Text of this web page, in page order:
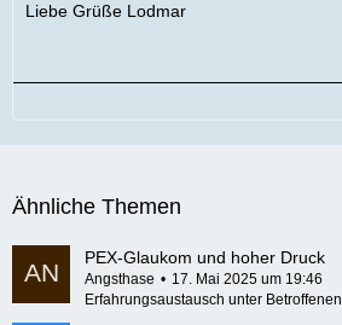
Liebe Grüße Lodmar
Ähnliche Themen
PEX-Glaukom und hoher Druck
Angsthase
17. Mai 2025 um 19:46
Erfahrungsaustausch unter Betroffenen